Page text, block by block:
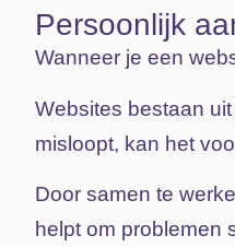
Persoonlijk
Wanneer je een
Websites bestaan uit
misloopt, kan het
Door samen te
helpt om problemen